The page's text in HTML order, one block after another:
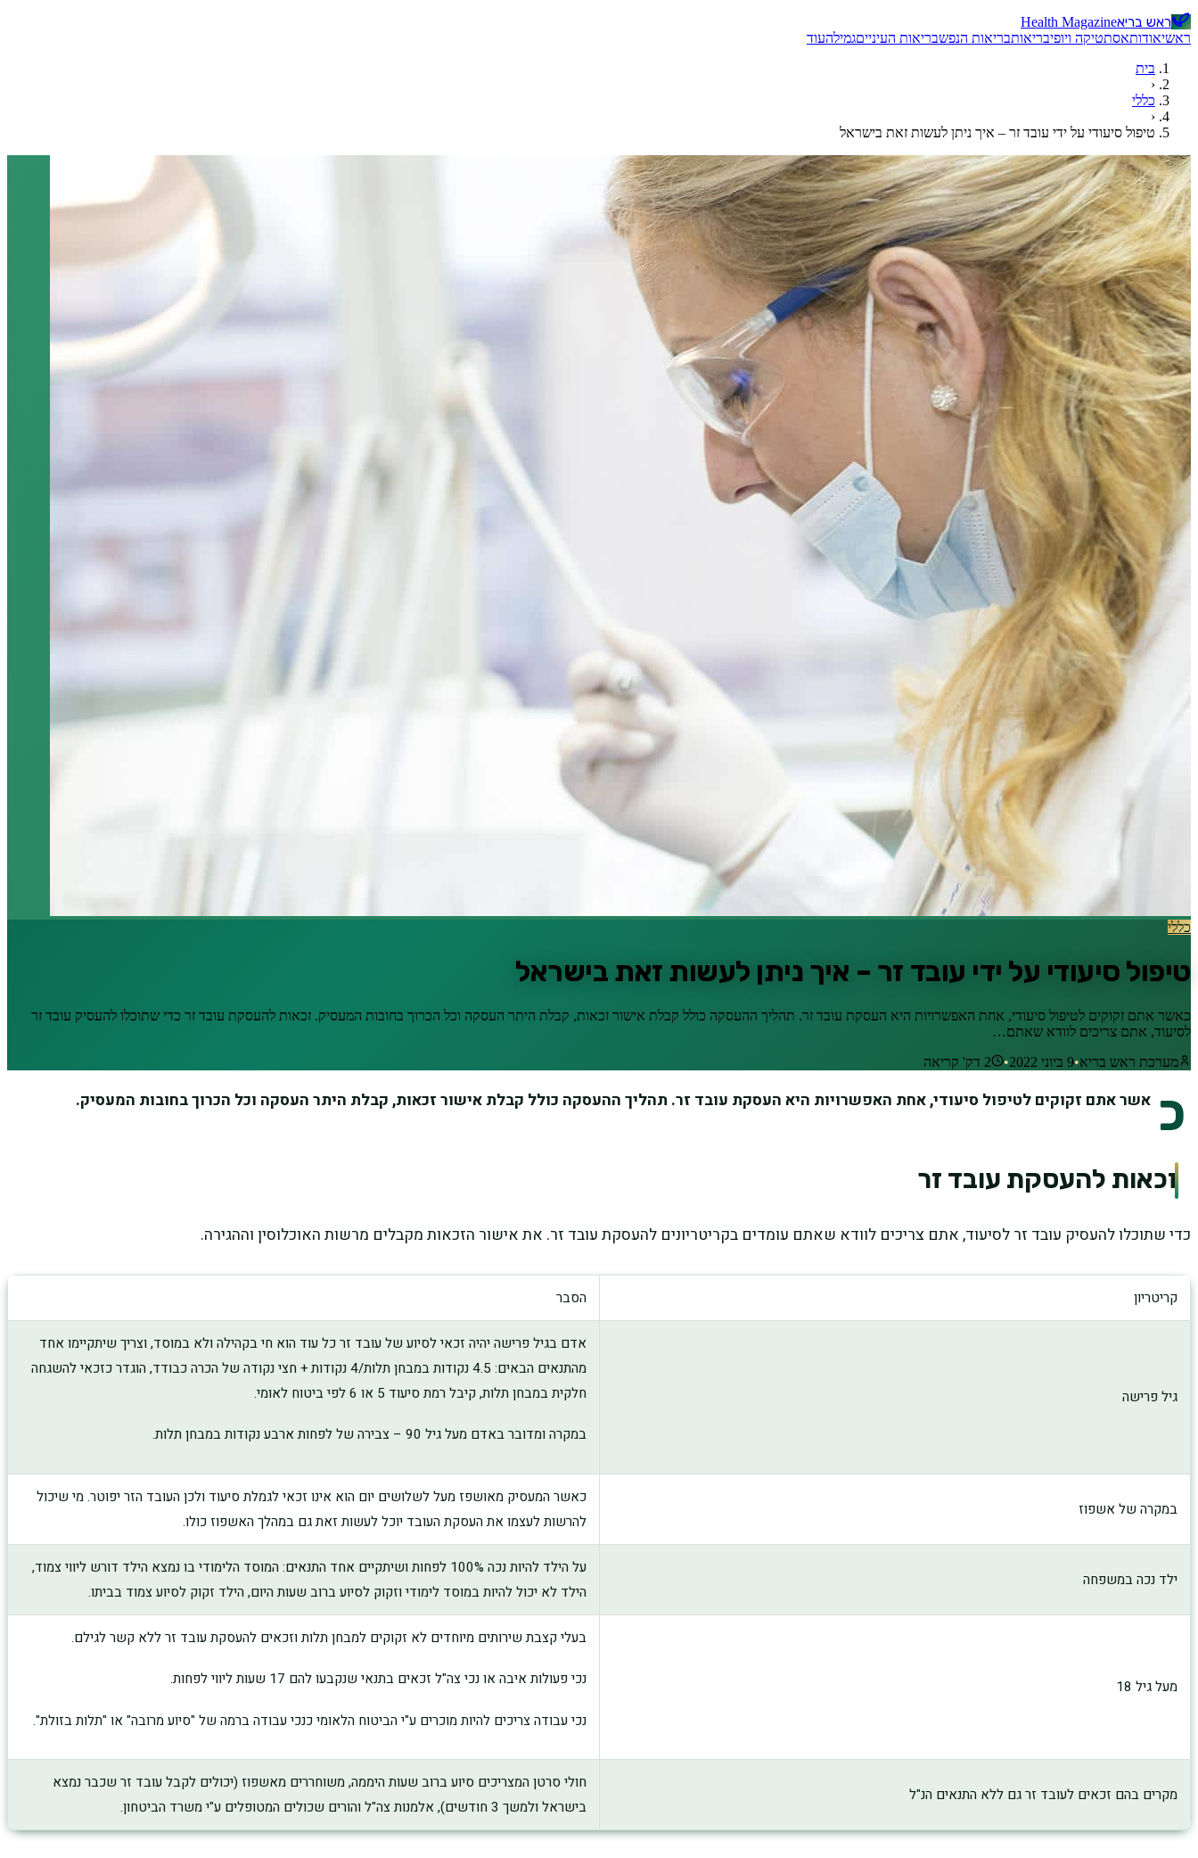
ראש בריאHealth Magazine
ראשיאודותאסתטיקה ויופיבריאותבריאות הנפשבריאות העינייםגמילהעוד
בית
‹
כללי
‹
טיפול סיעודי על ידי עובד זר – איך ניתן לעשות זאת בישראל
כללי
טיפול סיעודי על ידי עובד זר – איך ניתן לעשות זאת בישראל
כאשר אתם זקוקים לטיפול סיעודי, אחת האפשרויות היא העסקת עובד זר. תהליך ההעסקה כולל קבלת אישור זכאות, קבלת היתר העסקה וכל הכרוך בחובות המעסיק. זכאות להעסקת עובד זר כדי שתוכלו להעסיק עובד זר
לסיעוד, אתם צריכים לוודא שאתם…
מערכת ראש בריא•9 ביוני 2022 •
2 דק' קריאה
כ אשר אתם זקוקים לטיפול סיעודי, אחת האפשרויות היא העסקת עובד זר. תהליך ההעסקה כולל קבלת אישור זכאות, קבלת היתר העסקה וכל הכרוך בחובות המעסיק.
זכאות להעסקת עובד זר
כדי שתוכלו להעסיק עובד זר לסיעוד, אתם צריכים לוודא שאתם עומדים בקריטריונים להעסקת עובד זר. את אישור הזכאות מקבלים מרשות האוכלוסין וההגירה.
קריטריון הסבר
גיל פרישה
אדם בגיל פרישה יהיה זכאי לסיוע של עובד זר כל עוד הוא חי בקהילה ולא במוסד, וצריך שיתקיימו אחד
מהתנאים הבאים: 4.5 נקודות במבחן תלות/4 נקודות + חצי נקודה של הכרה כבודד, הוגדר כזכאי להשגחה
חלקית במבחן תלות, קיבל רמת סיעוד 5 או 6 לפי ביטוח לאומי.
במקרה ומדובר באדם מעל גיל 90 – צבירה של לפחות ארבע נקודות במבחן תלות.
במקרה של אשפוז
כאשר המעסיק מאושפז מעל לשלושים יום הוא אינו זכאי לגמלת סיעוד ולכן העובד הזר יפוטר. מי שיכול
להרשות לעצמו את העסקת העובד יוכל לעשות זאת גם במהלך האשפוז כולו.
ילד נכה במשפחה
על הילד להיות נכה 100% לפחות ושיתקיים אחד התנאים: המוסד הלימודי בו נמצא הילד דורש ליווי צמוד,
הילד לא יכול להיות במוסד לימודי וזקוק לסיוע ברוב שעות היום, הילד זקוק לסיוע צמוד בביתו.
מעל גיל 18
בעלי קצבת שירותים מיוחדים לא זקוקים למבחן תלות וזכאים להעסקת עובד זר ללא קשר לגילם.
נכי פעולות איבה או נכי צה"ל זכאים בתנאי שנקבעו להם 17 שעות ליווי לפחות.
נכי עבודה צריכים להיות מוכרים ע"י הביטוח הלאומי כנכי עבודה ברמה של "סיוע מרובה" או "תלות בזולת".
מקרים בהם זכאים לעובד זר גם ללא התנאים הנ"ל
חולי סרטן המצריכים סיוע ברוב שעות היממה, משוחררים מאשפוז (יכולים לקבל עובד זר שכבר נמצא
בישראל ולמשך 3 חודשים), אלמנות צה"ל והורים שכולים המטופלים ע"י משרד הביטחון.